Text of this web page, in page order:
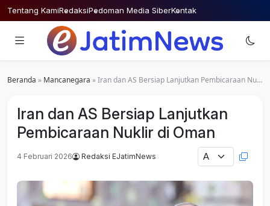
Skip
to
Tentang KamiRedaksiPedoman Media SiberKontak
Beranda » Mancanegara »Iran dan AS Bersiap Lanjutkan Pembicaraan Nuklir di Oman
Iran dan AS Bersiap Lanjutkan
Pembicaraan Nuklir di Oman
4 Februari 2026 Redaksi EJatimNews